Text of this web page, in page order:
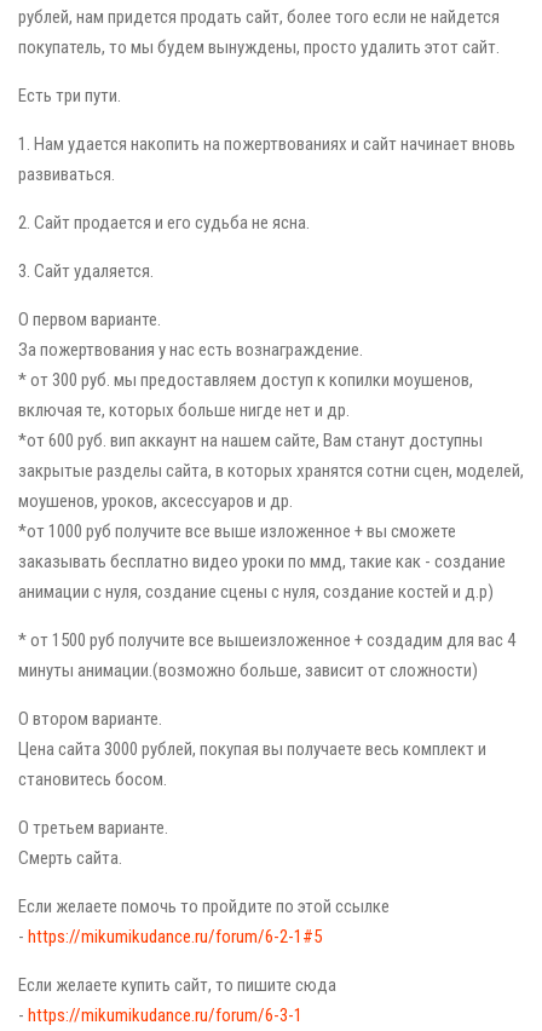
рублей, нам придется продать сайт, более того если не найдется
покупатель, то мы будем вынуждены, просто удалить этот сайт.
Есть три пути.
1. Нам удается накопить на пожертвованиях и сайт начинает вновь
развиваться.
2. Сайт продается и его судьба не ясна.
3. Сайт удаляется.
О первом варианте.
За пожертвования у нас есть вознаграждение.
* от 300 руб. мы предоставляем доступ к копилки моушенов,
включая те, которых больше нигде нет и др.
*от 600 руб. вип аккаунт на нашем сайте, Вам станут доступны
закрытые разделы сайта, в которых хранятся сотни сцен, моделей,
моушенов, уроков, аксессуаров и др.
*от 1000 руб получите все выше изложенное + вы сможете
заказывать бесплатно видео уроки по ммд, такие как - создание
анимации с нуля, создание сцены с нуля, создание костей и д.р)
* от 1500 руб получите все вышеизложенное + создадим для вас 4
минуты анимации.(возможно больше, зависит от сложности)
О втором варианте.
Цена сайта 3000 рублей, покупая вы получаете весь комплект и
становитесь босом.
О третьем варианте.
Смерть сайта.
Если желаете помочь то пройдите по этой ссылке
- https://mikumikudance.ru/forum/6-2-1#5
Если желаете купить сайт, то пишите сюда
- https://mikumikudance.ru/forum/6-3-1